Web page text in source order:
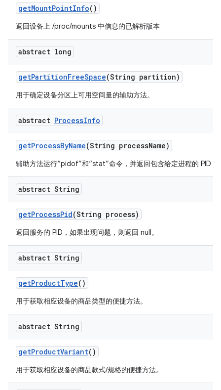
getMountPointInfo()
返回设备上 /proc/mounts 中信息的已解析版本
abstract long
getPartitionFreeSpace(String partition)
用于确定设备分区上可用空间量的辅助方法。
abstract ProcessInfo
getProcessByName(String processName)
辅助方法运行“pidof”和“stat”命令，并返回包含给定进程的 PID
abstract String
getProcessPid(String process)
返回服务的 PID，如果出现问题，则返回 null。
abstract String
getProductType()
用于获取相应设备的商品类型的便捷方法。
abstract String
getProductVariant()
用于获取相应设备的商品款式/规格的便捷方法。